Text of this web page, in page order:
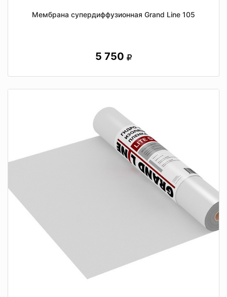
Мембрана супердиффузионная Grand Line 105
5 750